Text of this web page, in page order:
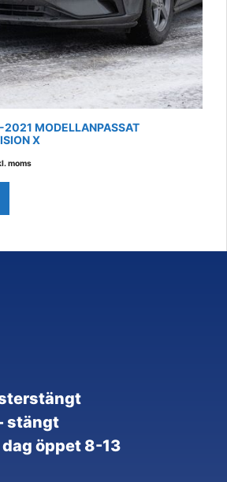
2021 MODELLANPASSAT
X
moms
stängt
dag öppet 8-13